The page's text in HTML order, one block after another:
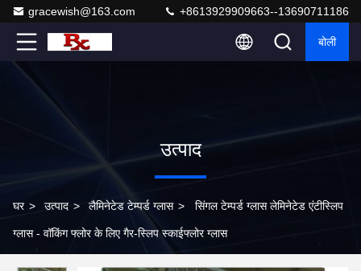
gracewish@163.com +8613929909663--13690711186
बोली
उत्पाद
घर > उत्पाद > लैमिनेटेड टेम्पर्ड ग्लास > सिंगल टेम्पर्ड ग्लास लेमिनेटेड एंटीस्लिप
ग्लास - वॉकिंग फ्लोर के लिए गैर-स्लिप स्काईफ्लोर ग्लास